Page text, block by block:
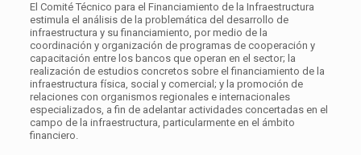
El Comité Técnico para el Financiamiento de la Infraestructura
estimula el análisis de la problemática del desarrollo de
infraestructura y su financiamiento, por medio de la
coordinación y organización de programas de cooperación y
capacitación entre los bancos que operan en el sector; la
realización de estudios concretos sobre el financiamiento de la
infraestructura física, social y comercial; y la promoción de
relaciones con organismos regionales e internacionales
especializados, a fin de adelantar actividades concertadas en el
campo de la infraestructura, particularmente en el ámbito
financiero.